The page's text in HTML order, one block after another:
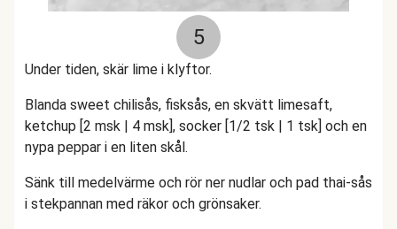
5
Under tiden, skär lime i klyftor.
Blanda sweet chilisås, fisksås, en skvätt limesaft,
ketchup [2 msk | 4 msk], socker [1/2 tsk | 1 tsk] och en
nypa peppar i en liten skål.
Sänk till medelvärme och rör ner nudlar och pad thai-sås
i stekpannan med räkor och grönsaker.